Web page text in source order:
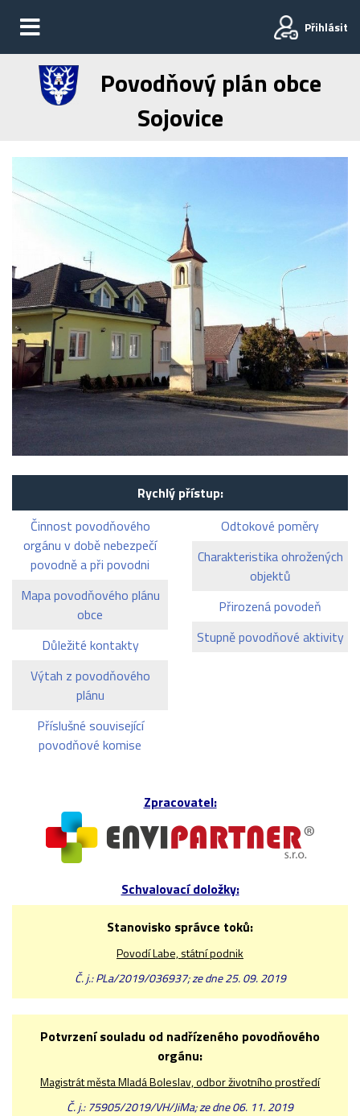
Přihlásit
Povodňový plán obce
Sojovice
Rychlý přístup:
Činnost povodňového
orgánu v době nebezpečí
povodně a při povodni
Mapa povodňového plánu
obce
Důležité kontakty
Výtah z povodňového
plánu
Příslušné související
povodňové komise
Odtokové poměry
Charakteristika ohrožených
objektů
Přirozená povodeň
Stupně povodňové aktivity
Zpracovatel:
Schvalovací doložky:
Stanovisko správce toků:
Povodí Labe, státní podnik
Č. j.: PLa/2019/036937; ze dne 25. 09. 2019
Potvrzení souladu od nadřízeného povodňového
orgánu:
Magistrát města Mladá Boleslav, odbor životního prostředí
Č. j.: 75905/2019/VH/JiMa; ze dne 06. 11. 2019